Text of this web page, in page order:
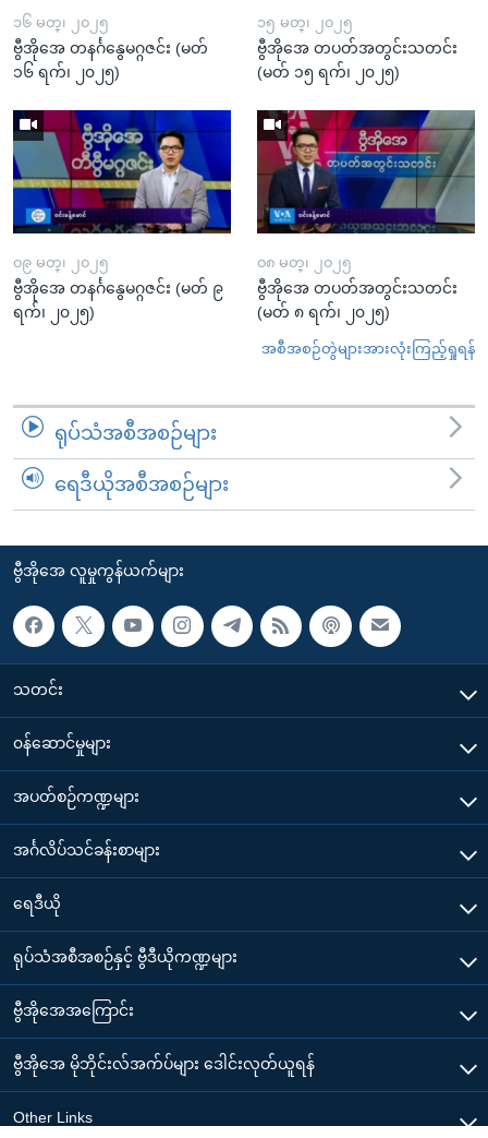
၁၆ မတ္၊ ၂၀၂၅
ဗွီအိုအေ တနင်္ဂနွေမဂ္ဂဇင်း (မတ်
၁၆ ရက်၊ ၂၀၂၅)
၁၅ မတ္၊ ၂၀၂၅
ဗွီအိုအေ တပတ်အတွင်းသတင်း
(မတ် ၁၅ ရက်၊ ၂၀၂၅)
၀၉ မတ္၊ ၂၀၂၅
ဗွီအိုအေ တနင်္ဂနွေမဂ္ဂဇင်း (မတ် ၉
ရက်၊ ၂၀၂၅)
၀၈ မတ္၊ ၂၀၂၅
ဗွီအိုအေ တပတ်အတွင်းသတင်း
(မတ် ၈ ရက်၊ ၂၀၂၅)
အစီအစဉ်တွဲများအားလုံးကြည့်ရှုရန်
ရုပ်သံအစီအစဉ်များ
ရေဒီယိုအစီအစဉ်များ
ဗွီအိုအေ လူမှုကွန်ယက်များ
သတင်း
၀န်ဆောင်မှုများ
အပတ်စဉ်ကဏ္ဍများ
အင်္ဂလိပ်သင်ခန်းစာများ
ရေဒီယို
ရုပ်သံအစီအစဉ်နှင့် ဗွီဒီယိုကဏ္ဍများ
ဗွီအိုအေအကြောင်း
ဗွီအိုအေ မိုဘိုင်းလ်အက်ပ်များ ဒေါင်းလုတ်ယူရန်
Other Links